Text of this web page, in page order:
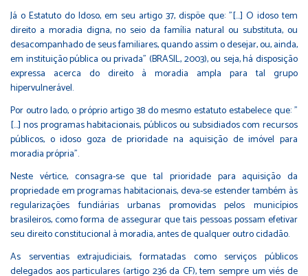
Já o Estatuto do Idoso, em seu artigo 37, dispõe que: "[...] O idoso tem
direito a moradia digna, no seio da família natural ou substituta, ou
desacompanhado de seus familiares, quando assim o desejar, ou, ainda,
em instituição pública ou privada" (BRASIL, 2003), ou seja, há disposição
expressa acerca do direito à moradia ampla para tal grupo
hipervulnerável.
Por outro lado, o próprio artigo 38 do mesmo estatuto estabelece que: "
[...] nos programas habitacionais, públicos ou subsidiados com recursos
públicos, o idoso goza de prioridade na aquisição de imóvel para
moradia própria".
Neste vértice, consagra-se que tal prioridade para aquisição da
propriedade em programas habitacionais, deva-se estender também às
regularizações fundiárias urbanas promovidas pelos municípios
brasileiros, como forma de assegurar que tais pessoas possam efetivar
seu direito constitucional à moradia, antes de qualquer outro cidadão.
As serventias extrajudiciais, formatadas como serviços públicos
delegados aos particulares (artigo 236 da CF), tem sempre um viés de